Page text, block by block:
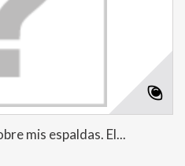
mis espaldas. El...